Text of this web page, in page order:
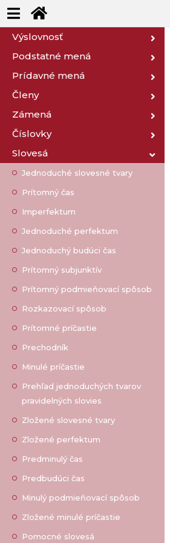
Výslovnosť
Podstatné mená
Prídavné mená
Členy
Zámená
Číslovky
Slovesá
Jednoduché slovesné tvary
Prítomný čas
Imperfektum
Jednoduché perfektum
Jednoduchý budúci čas
Prítomný subjunktív
Prítomný podmieňovací spôsob
Rozkazovací spôsob
Prítomné príčastie
Prechodník
Minulé príčastie
Prehľad jednoduchých tvarov
pravidelných slovies
Zložené slovesné tvary
Zložené perfektum
Predminulý čas
Predbudúci čas
Minulý podmieňovací spôsob
Zložené minulé príčastie
Pomocné slovesá